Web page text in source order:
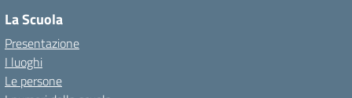
La Scuola
Presentazione
I luoghi
Le persone